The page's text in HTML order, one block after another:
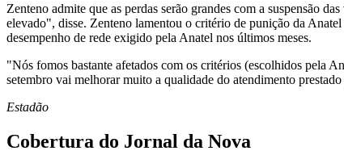
Zenteno admite que as perdas serão grandes com a suspensão
elevado", disse. Zenteno lamentou o critério de punição da
desempenho de rede exigido pela Anatel nos últimos meses.
"Nós fomos bastante afetados com os critérios (escolhidos pela
setembro vai melhorar muito a qualidade do atendimento
Estadão
Cobertura do Jornal da Nova